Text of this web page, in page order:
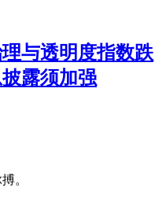
与透明度指数跌
露须加强
。